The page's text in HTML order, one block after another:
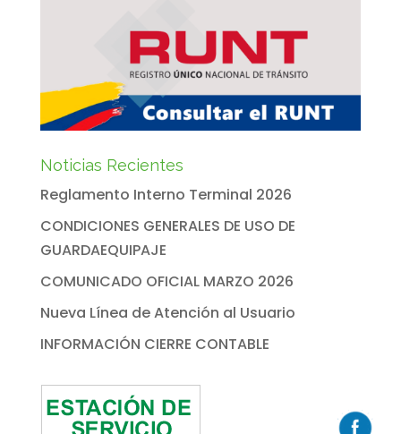
Noticias Recientes
Reglamento Interno Terminal 2026
CONDICIONES GENERALES DE USO DE
GUARDAEQUIPAJE
COMUNICADO OFICIAL MARZO 2026
Nueva Línea de Atención al Usuario
INFORMACIÓN CIERRE CONTABLE